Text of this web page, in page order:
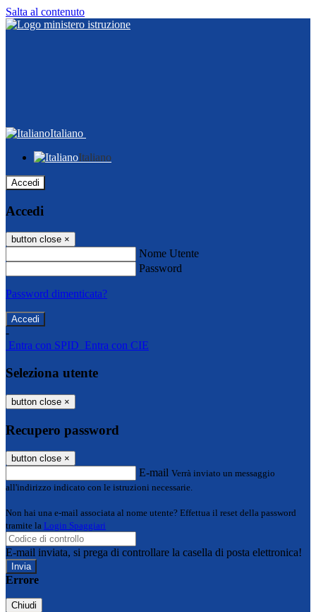
Salta al contenuto
Italiano
Italiano
Accedi
Accedi
button close ×
Nome Utente
Password
Password dimenticata?
-
Entra con SPID Entra con CIE
Seleziona utente
button close ×
Recupero password
button close ×
E-mail Verrà inviato un messaggio
all'indirizzo indicato con le istruzioni necessarie.
Non hai una e-mail associata al nome utente? Effettua il reset della password
tramite la Login Spaggiari
E-mail inviata, si prega di controllare la casella di posta elettronica!
Errore
Chiudi